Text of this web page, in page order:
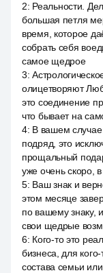
2: Реальности.
большая петля
время, которое
собрать себя
самое щедрое
3:
олицетворяют
это соединение
что бывает на
4: В вашем случае
подряд, это
прощальный
уже очень скоро,
5: Ваш знак и
этом месяце
по вашему знаку,
свои щедрые
6: Кого-то это
бизнеса, для
состава семьи